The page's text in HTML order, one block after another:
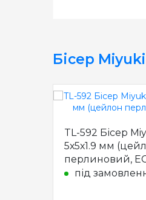
Бісер Miyuki
TL-592 Бісер
5х5х1.9 мм
перлиновий,
під